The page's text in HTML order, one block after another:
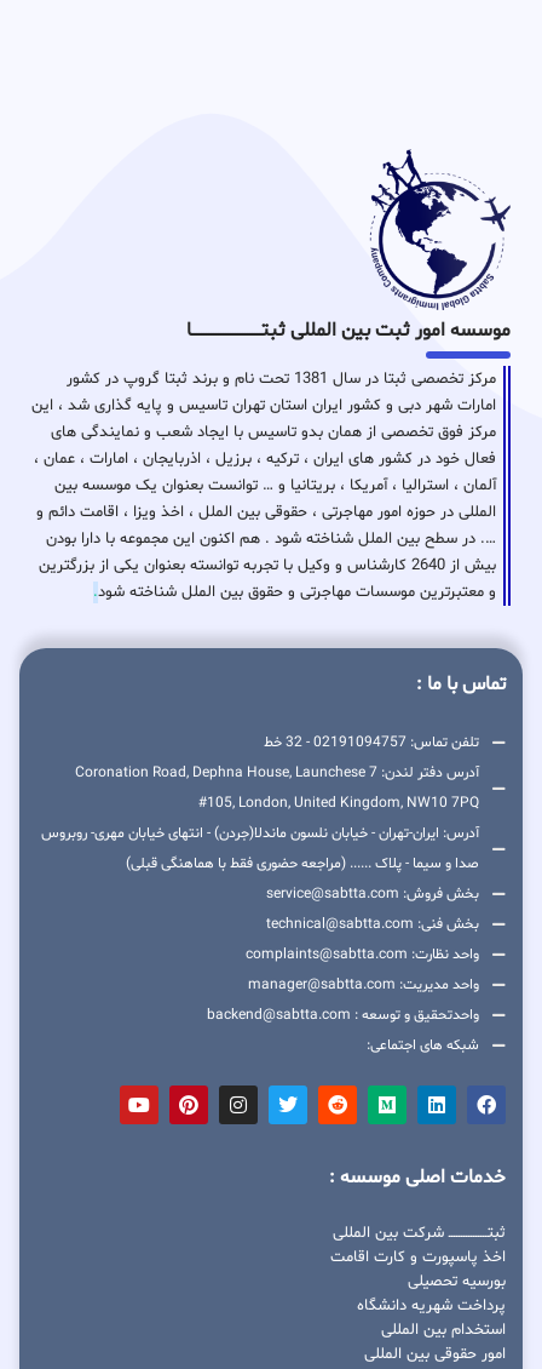
موسسه امور ثبت بین المللی ثبتـــــــــــــــــــــــــــــا
مرکز تخصصی ثبتا در سال 1381 تحت نام و برند ثبتا گروپ در کشور
امارات شهر دبی و کشور ایران استان تهران تاسیس و پایه گذاری شد ، این
مرکز فوق تخصصی از همان بدو تاسیس با ایجاد شعب و نمایندگی های
فعال خود در کشور های ایران ، ترکیه ، برزیل ، اذربایجان ، امارات ، عمان ،
آلمان ، استرالیا ، آمریکا ، بریتانیا و … توانست بعنوان یک موسسه بین
المللی در حوزه امور مهاجرتی ، حقوقی بین الملل ، اخذ ویزا ، اقامت دائم و
…. در سطح بین الملل شناخته شود . هم اکنون این مجموعه با دارا بودن
بیش از 2640 کارشناس و وکیل با تجربه توانسته بعنوان یکی از بزرگترین
و معتبرترین موسسات مهاجرتی و حقوق بین الملل شناخته شود.
تماس با ما :
تلفن تماس: 02191094757 - 32 خط
آدرس دفتر لندن: 7 Coronation Road, Dephna House, Launchese
#105, London, United Kingdom, NW10 7PQ
آدرس: ایران-تهران - خیابان نلسون ماندلا(جردن) - انتهای خیابان مهری- روبروس
صدا و سیما - پلاک ...... (مراجعه حضوری فقط با هماهنگی قبلی)
بخش فروش: service@sabtta.com
بخش فنی: technical@sabtta.com
واحد نظارت: complaints@sabtta.com
واحد مدیریت: manager@sabtta.com
واحدتحقیق و توسعه : backend@sabtta.com
شبکه های اجتماعی:
خدمات اصلی موسسه :
ثبتــــــــــــــــ شرکت بین المللی
اخذ پاسپورت و کارت اقامت
بورسیه تحصیلی
پرداخت شهریه دانشگاه
استخدام بین المللی
امور حقوقی بین المللی